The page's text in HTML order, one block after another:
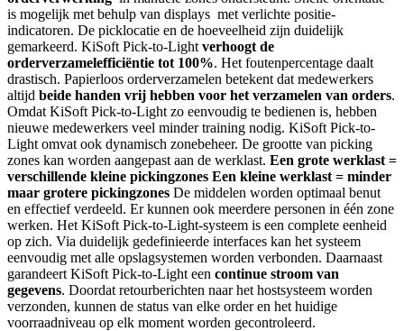
is mogelijk met behulp van displays met verlichte positie-
indicatoren. De picklocatie en de hoeveelheid zijn duidelijk
gemarkeerd. KiSoft Pick-to-Light verhoogt de
orderverzamelefficiëntie tot 100%. Het foutenpercentage daalt
drastisch. Papierloos orderverzamelen betekent dat medewerkers
altijd beide handen vrij hebben voor het verzamelen van orders.
Omdat KiSoft Pick-to-Light zo eenvoudig te bedienen is, hebben
nieuwe medewerkers veel minder training nodig. KiSoft Pick-to-
Light omvat ook dynamisch zonebeheer. De grootte van picking
zones kan worden aangepast aan de werklast. Een grote werklast =
verschillende kleine pickingzones Een kleine werklast = minder
maar grotere pickingzones De middelen worden optimaal benut
en effectief verdeeld. Er kunnen ook meerdere personen in één zone
werken. Het KiSoft Pick-to-Light-systeem is een complete eenheid
op zich. Via duidelijk gedefinieerde interfaces kan het systeem
eenvoudig met alle opslagsystemen worden verbonden. Daarnaast
garandeert KiSoft Pick-to-Light een continue stroom van
gegevens. Doordat retourberichten naar het hostsysteem worden
verzonden, kunnen de status van elke order en het huidige
voorraadniveau op elk moment worden gecontroleerd.